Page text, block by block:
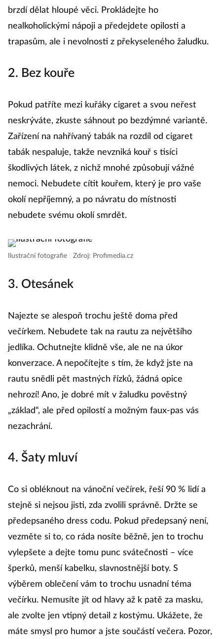
brzdí dělat hloupé věci. Prokládejte ho
nealkoholickými nápoji a předejdete opilosti a
trapasům, ale i nevolnosti z překyseleného žaludku.
2. Bez kouře
Pokud patříte mezi kuřáky cigaret a svou neřest
neskrýváte, zkuste sáhnout po bezdýmné variantě.
Zařízení na nahřívaný tabák na rozdíl od cigaret
tabák nespaluje, takže nevzniká kouř s tisíci
škodlivých látek, z nichž mnohé způsobují vážné
nemoci. Nebudete cítit kouřem, který je pro vaše
okolí nepříjemný, a po návratu do místnosti
nebudete svému okolí smrdět.
Ilustrační fotografie Zdroj: Profimedia.cz
3. Otesánek
Najezte se alespoň trochu ještě doma před
večírkem. Nebudete tak na rautu za největšího
jedlíka. Ochutnejte klidně vše, ale ne na úkor
konverzace. A nepočítejte s tím, že když jste na
rautu snědli pět mastných řízků, žádná opice
nehrozí! Ano, je dobré mít v žaludku pověstný
„základ“, ale před opilostí a možným faux-pas vás
nezachrání.
4. Šaty mluví
Co si obléknout na vánoční večírek, řeší 90 % lidí a
stejně si nejsou jisti, zda zvolili správně. Držte se
předepsaného dress codu. Pokud předepsaný není,
vezměte si to, co ráda nosíte běžně, jen to trochu
vylepšete a dejte tomu punc svátečnosti – více
šperků, menší kabelku, slavnostnější boty. S
výběrem oblečení vám to trochu usnadní téma
večírku. Nemusíte jít od hlavy až k patě za masku,
ale zvolte jen vtipný detail z kostýmu. Ukážete, že
máte smysl pro humor a jste součástí večera. Pozor,